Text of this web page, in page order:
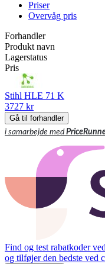
Priser
Overvåg pris
Forhandler
Produkt navn
Lagerstatus
Pris
Stihl HLE 71 K
3727 kr
Gå til forhandler
i samarbejde med
Find og test rabatkoder
og tilføjer den bedste ved